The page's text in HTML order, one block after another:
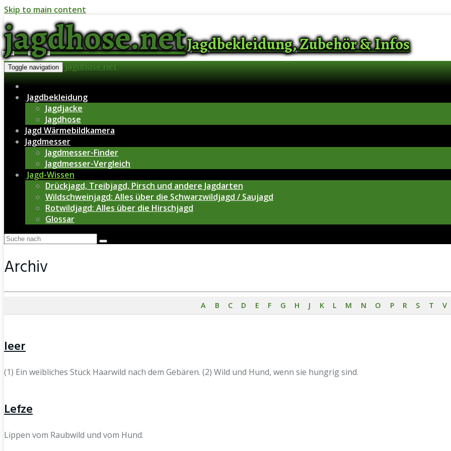
Skip to main content
jagdhose.netJagdbekleidung, Zubehör & Infos
Toggle navigation jagdhose.net
Jagdbekleidung
Jagdjacke
Jagdhose
Jagd Wärmebildkamera
Jagdmesser
Jagdmesser-Finder
Jagdmesser-Vergleich
Jagd-Wissen
Drückjagd, Treibjagd, Pirsch und andere Jagdarten
Wildschweinjagd: Alles über die Schwarzwildjagd / Saujagd
Rotwildjagd: Alles über die Hirschjagd
Glossar
Archiv
A B C D E F G H J K L M N O P R S T V
leer
(1) Ein weibliches Stück Haarwild nach dem Gebären. (2) Wild und Hund, wenn sie hungrig sind.
Lefze
Lippen vom Raubwild und vom Hund.